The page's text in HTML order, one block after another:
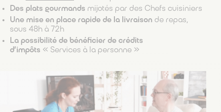
Des plats gourmands mijotés par des Chefs cuisiniers
Une mise en place rapide de la livraison de repas,
sous 48h à 72h
La possibilité de bénéficier de crédits
d’impôts « Services à la personne »